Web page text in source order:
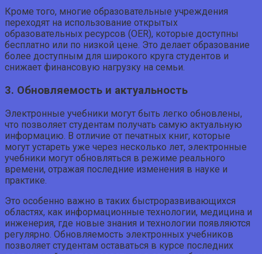
Кроме того, многие образовательные учреждения
переходят на использование открытых
образовательных ресурсов (OER), которые доступны
бесплатно или по низкой цене. Это делает образование
более доступным для широкого круга студентов и
снижает финансовую нагрузку на семьи.
3. Обновляемость и актуальность
Электронные учебники могут быть легко обновлены,
что позволяет студентам получать самую актуальную
информацию. В отличие от печатных книг, которые
могут устареть уже через несколько лет, электронные
учебники могут обновляться в режиме реального
времени, отражая последние изменения в науке и
практике.
Это особенно важно в таких быстроразвивающихся
областях, как информационные технологии, медицина и
инженерия, где новые знания и технологии появляются
регулярно. Обновляемость электронных учебников
позволяет студентам оставаться в курсе последних